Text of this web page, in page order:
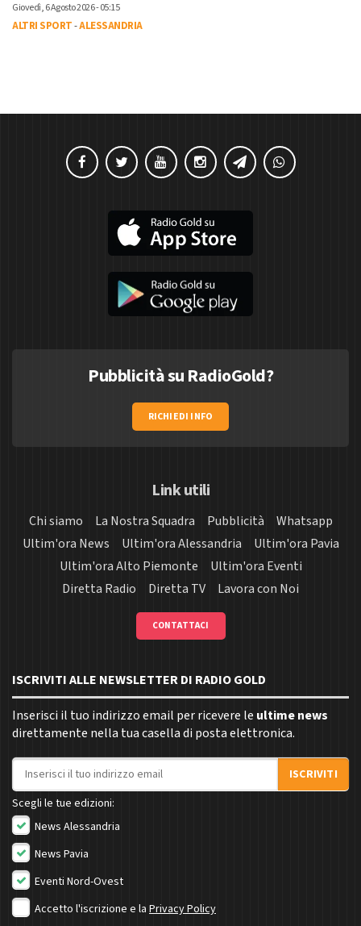
Giovedì, 6 Agosto 2026 - 05:15
ALTRI SPORT-ALESSANDRIA
Pubblicità su RadioGold?
RICHIEDI INFO
Link utili
Chi siamo La Nostra Squadra Pubblicità
Whatsapp
Ultim'ora News
Ultim'ora Alessandria
Ultim'ora Pavia
Ultim'ora Alto Piemonte
Ultim'ora Eventi
Diretta Radio
Diretta TV Lavora con Noi
CONTATTACI
ISCRIVITI ALLE NEWSLETTER DI RADIO GOLD
Inserisci il tuo indirizzo email per ricevere le ultime news
direttamente nella tua casella di posta elettronica.
Indirizzo email
ISCRIVITI
Scegli le tue edizioni:
News Alessandria
News Pavia
Eventi Nord-Ovest
Accetto l'iscrizione e la Privacy Policy